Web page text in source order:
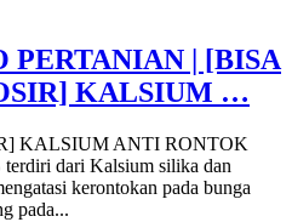
PERTANIAN | [BISA
KALSIUM …
KALSIUM ANTI RONTOK
dari Kalsium silika dan
kerontokan pada bunga
pada...